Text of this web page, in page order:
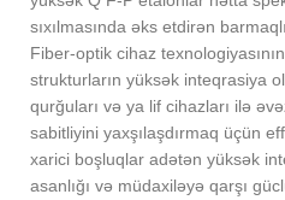
sıxılmasında əks etdirən
Fiber-optik cihaz
strukturların yüksək inteqrasiya
qurğuları və ya lif cihazları ilə
sabitliyini yaxşılaşdırmaq üçün
xarici boşluqlar adətən yüksək
asanlığı və müdaxiləyə qarşı